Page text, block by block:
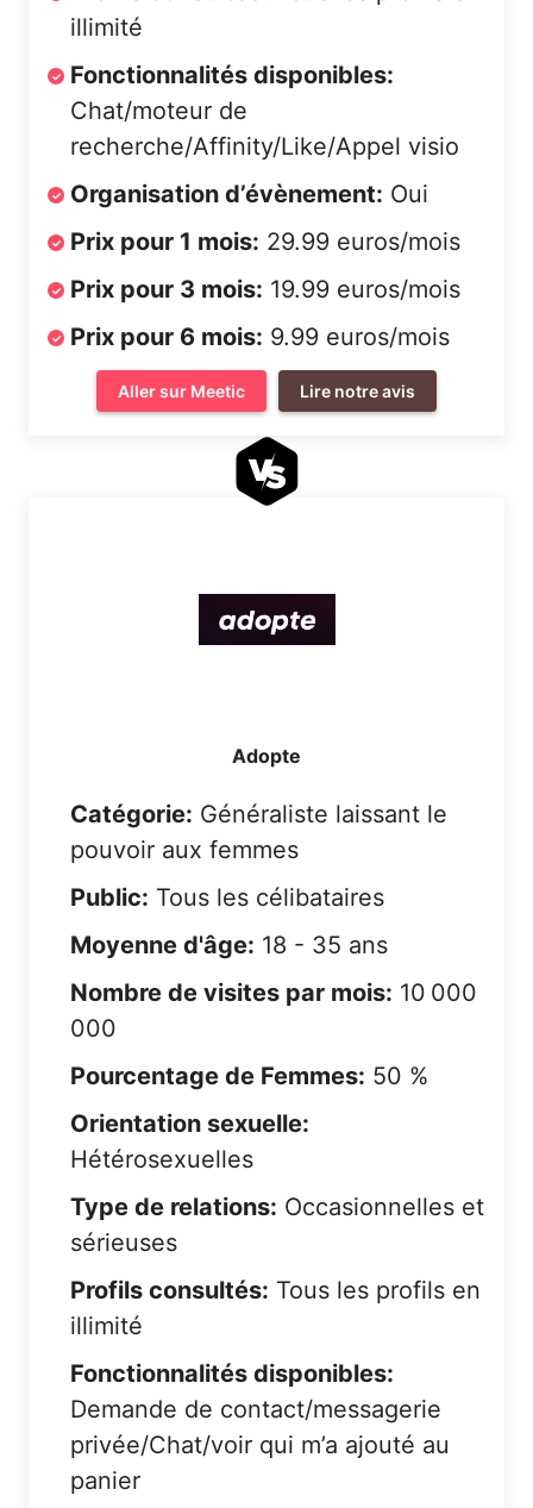
illimité
Fonctionnalités disponibles:
Chat/moteur de
recherche/Affinity/Like/Appel visio
Organisation d’évènement: Oui
Prix pour 1 mois: 29.99 euros/mois
Prix pour 3 mois: 19.99 euros/mois
Prix pour 6 mois: 9.99 euros/mois
Aller sur Meetic Lire notre avis
Adopte
Catégorie: Généraliste laissant le
pouvoir aux femmes
Public: Tous les célibataires
Moyenne d'âge: 18 - 35 ans
Nombre de visites par mois: 10 000
000
Pourcentage de Femmes: 50 %
Orientation sexuelle:
Hétérosexuelles
Type de relations: Occasionnelles et
sérieuses
Profils consultés: Tous les profils en
illimité
Fonctionnalités disponibles:
Demande de contact/messagerie
privée/Chat/voir qui m’a ajouté au
panier